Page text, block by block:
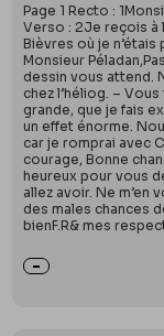
Page 1 Recto :
Verso : 2Je reçois à
Bièvres où je
Monsieur
dessin vous attend.
chez l’héliog. –
grande, que je fais
un effet énorme.
car je romprai avec
courage, Bonne
heureux pour vous
allez avoir. Ne m’en
des males chances
bienF.R& mes